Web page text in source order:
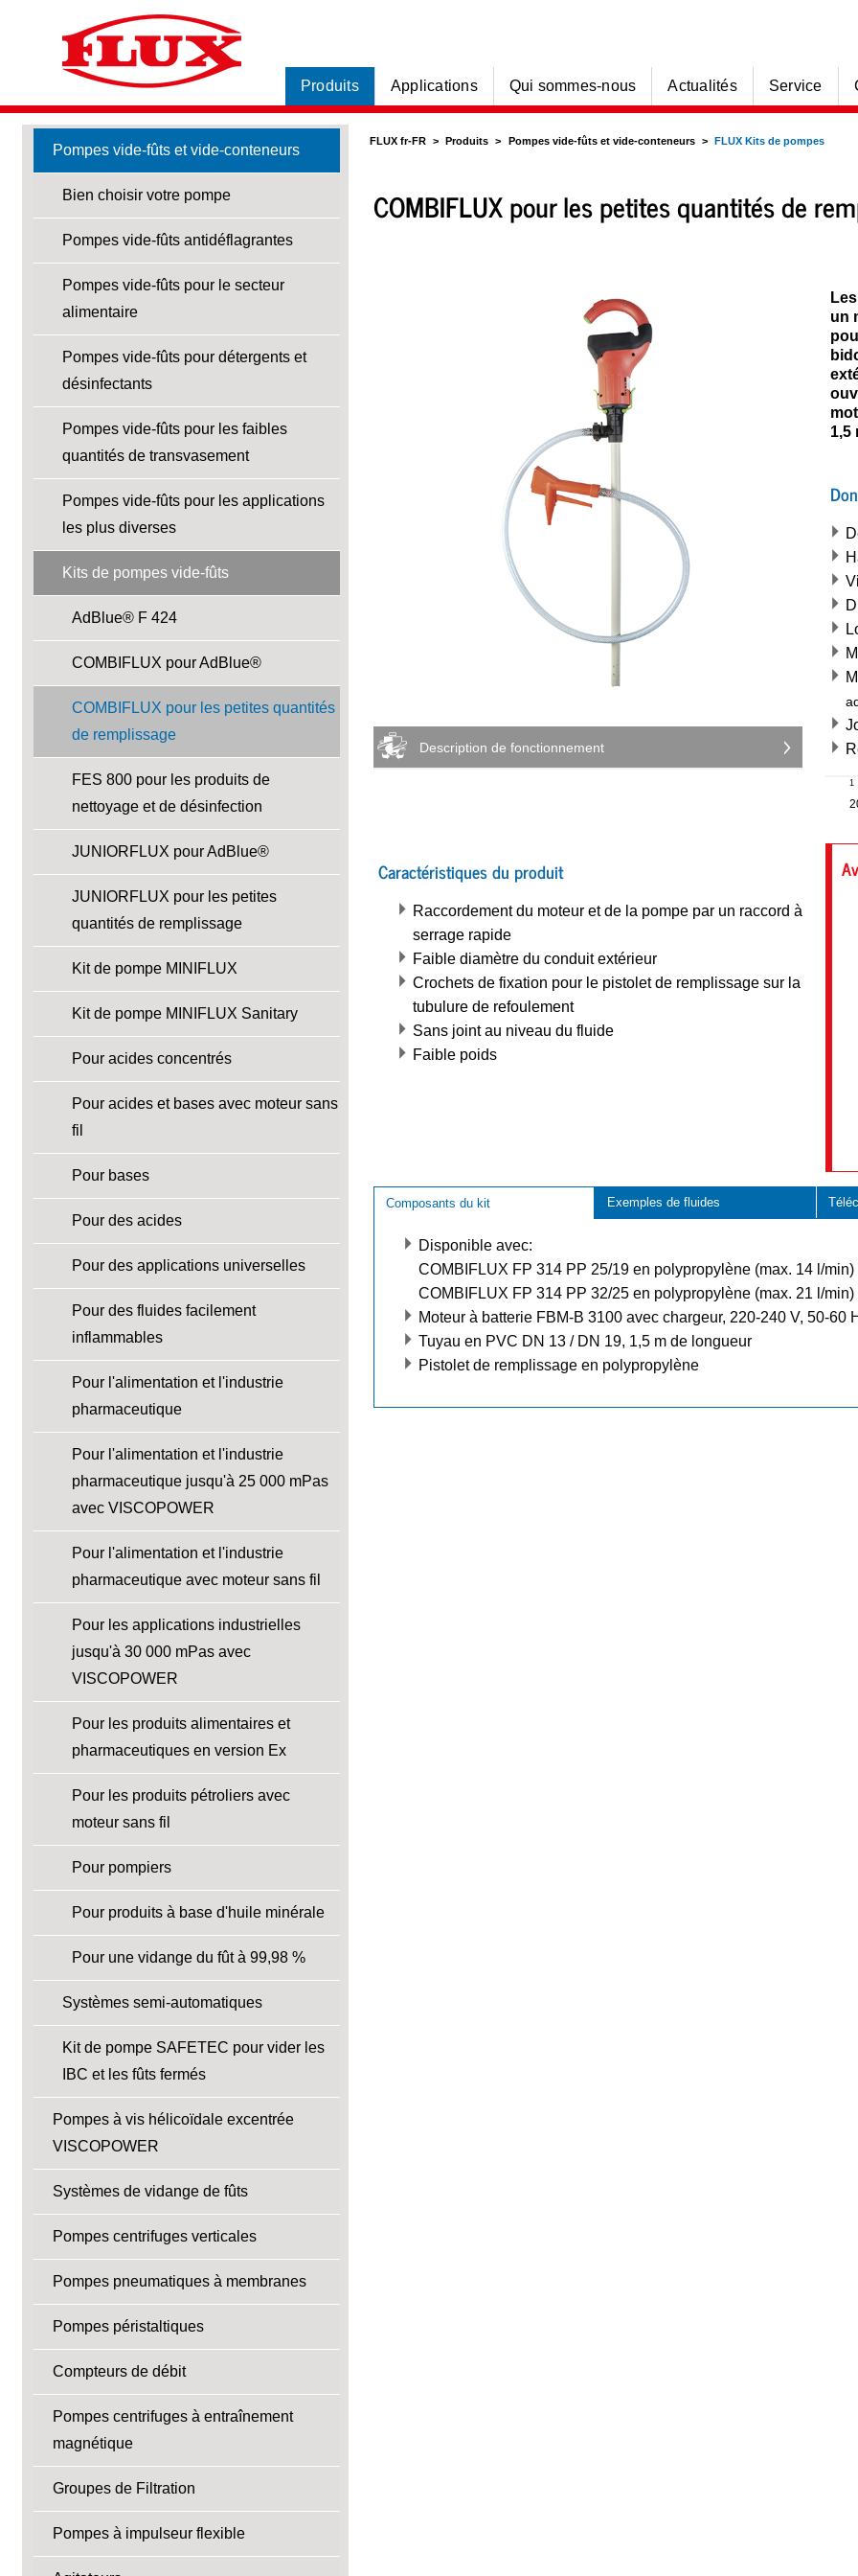
Produits Applications Qui sommes-nous Actualités Service
Pompes vide-fûts et vide-conteneurs
Bien choisir votre pompe
Pompes vide-fûts antidéflagrantes
Pompes vide-fûts pour le secteur
alimentaire
Pompes vide-fûts pour détergents et
désinfectants
Pompes vide-fûts pour les faibles
quantités de transvasement
Pompes vide-fûts pour les applications
les plus diverses
Kits de pompes vide-fûts
AdBlue® F 424
COMBIFLUX pour AdBlue®
COMBIFLUX pour les petites quantités
de remplissage
FES 800 pour les produits de
nettoyage et de désinfection
JUNIORFLUX pour AdBlue®
JUNIORFLUX pour les petites
quantités de remplissage
Kit de pompe MINIFLUX
Kit de pompe MINIFLUX Sanitary
Pour acides concentrés
Pour acides et bases avec moteur sans
fil
Pour bases
Pour des acides
Pour des applications universelles
Pour des fluides facilement
inflammables
Pour l'alimentation et l'industrie
pharmaceutique
Pour l'alimentation et l'industrie
pharmaceutique jusqu'à 25 000 mPas
avec VISCOPOWER
Pour l'alimentation et l'industrie
pharmaceutique avec moteur sans fil
Pour les applications industrielles
jusqu'à 30 000 mPas avec
VISCOPOWER
Pour les produits alimentaires et
pharmaceutiques en version Ex
Pour les produits pétroliers avec
moteur sans fil
Pour pompiers
Pour produits à base d'huile minérale
Pour une vidange du fût à 99,98 %
Systèmes semi-automatiques
Kit de pompe SAFETEC pour vider les
IBC et les fûts fermés
Pompes à vis hélicoïdale excentrée
VISCOPOWER
Systèmes de vidange de fûts
Pompes centrifuges verticales
Pompes pneumatiques à membranes
Pompes péristaltiques
Compteurs de débit
Pompes centrifuges à entraînement
magnétique
Groupes de Filtration
Pompes à impulseur flexible
FLUX fr-FR Produits Pompes vide-fûts et vide-conteneurs FLUX Kits de pompes
COMBIFLUX pour les petites quantités de
Description de fonctionnement
un
1,5
1
Caractéristiques du produit
Raccordement du moteur et de la pompe par un raccord à
serrage rapide
Faible diamètre du conduit extérieur
Crochets de fixation pour le pistolet de remplissage sur la
tubulure de refoulement
Sans joint au niveau du fluide
Faible poids
Composants du kit Exemples de fluides
Disponible avec:
COMBIFLUX FP 314 PP 25/19 en polypropylène (max. 14 l/min)
COMBIFLUX FP 314 PP 32/25 en polypropylène (max. 21 l/min)
Moteur à batterie FBM-B 3100 avec chargeur, 220-240 V, 50-60
Tuyau en PVC DN 13 / DN 19, 1,5 m de longueur
Pistolet de remplissage en polypropylène